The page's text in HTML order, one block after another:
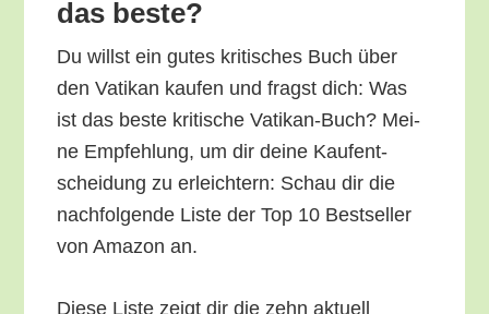
das beste?
Du willst ein gutes kri­ti­sches Buch über
den Vati­kan kau­fen und fragst dich: Was
ist das bes­te kri­ti­sche Vati­kan-Buch? Mei­
ne Emp­feh­lung, um dir dei­ne Kauf­ent­
schei­dung zu erleich­tern: Schau dir die
nach­fol­gen­de Lis­te der Top 10 Best­sel­ler
von Ama­zon an.
Die­se Lis­te zeigt dir die zehn aktu­ell